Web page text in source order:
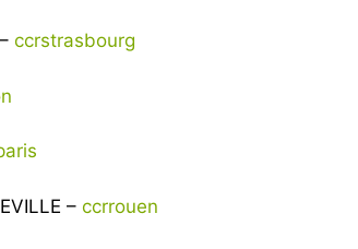
ccrstrasbourg
– ccrrouen